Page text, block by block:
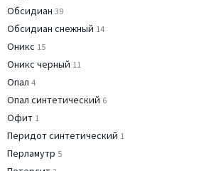
Обсидиан 39
Обсидиан снежный 14
Оникс 15
Оникс черный 11
Опал 4
Опал синтетический 6
Офит 1
Перидот синтетический 1
Перламутр 5